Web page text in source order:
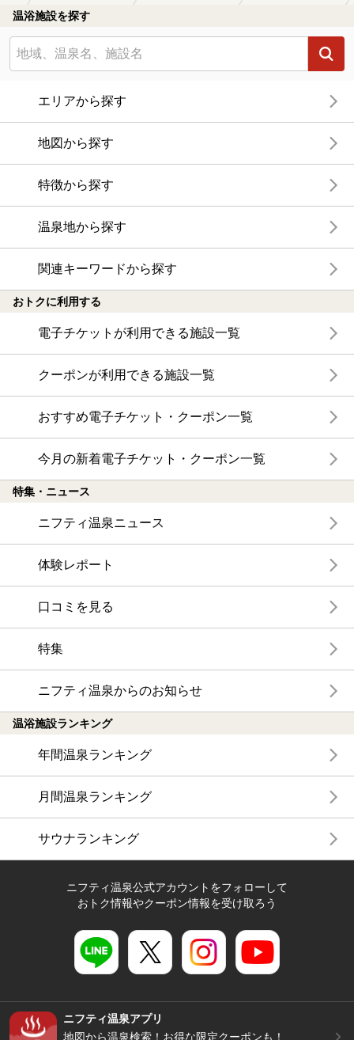
温浴施設を探す
エリアから探す
地図から探す
特徴から探す
温泉地から探す
関連キーワードから探す
おトクに利用する
電子チケットが利用できる施設一覧
クーポンが利用できる施設一覧
おすすめ電子チケット・クーポン一覧
今月の新着電子チケット・クーポン一覧
特集・ニュース
ニフティ温泉ニュース
体験レポート
口コミを見る
特集
ニフティ温泉からのお知らせ
温浴施設ランキング
年間温泉ランキング
月間温泉ランキング
サウナランキング
ニフティ温泉公式アカウントをフォローして
おトク情報やクーポン情報を受け取ろう
ニフティ温泉アプリ
地図から温泉検索！お得な限定クーポンも！